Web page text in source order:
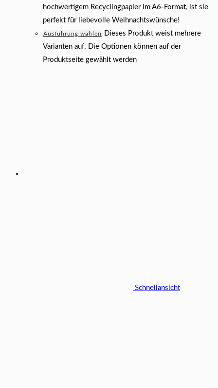
hochwertigem Recyclingpapier im A6-Format, ist sie
perfekt für liebevolle Weihnachtswünsche!
Ausführung wählen
Dieses Produkt weist mehrere
Varianten auf. Die Optionen können auf der
Produktseite gewählt werden
Schnellansicht